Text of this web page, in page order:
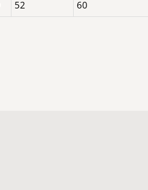
52 60